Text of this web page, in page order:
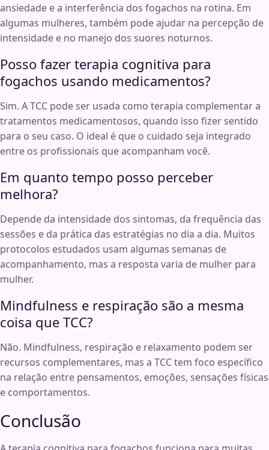
ansiedade e a interferência dos fogachos na rotina. Em
algumas mulheres, também pode ajudar na percepção de
intensidade e no manejo dos suores noturnos.
Posso fazer terapia cognitiva para
fogachos usando medicamentos?
Sim. A TCC pode ser usada como terapia complementar a
tratamentos medicamentosos, quando isso fizer sentido
para o seu caso. O ideal é que o cuidado seja integrado
entre os profissionais que acompanham você.
Em quanto tempo posso perceber
melhora?
Depende da intensidade dos sintomas, da frequência das
sessões e da prática das estratégias no dia a dia. Muitos
protocolos estudados usam algumas semanas de
acompanhamento, mas a resposta varia de mulher para
mulher.
Mindfulness e respiração são a mesma
coisa que TCC?
Não. Mindfulness, respiração e relaxamento podem ser
recursos complementares, mas a TCC tem foco específico
na relação entre pensamentos, emoções, sensações físicas
e comportamentos.
Conclusão